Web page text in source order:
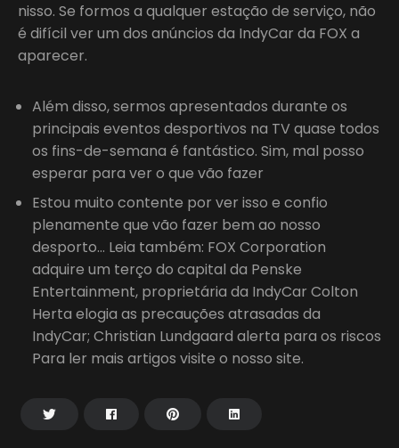
nisso. Se formos a qualquer estação de serviço, não
é difícil ver um dos anúncios da IndyCar da FOX a
aparecer.
Além disso, sermos apresentados durante os
principais eventos desportivos na TV quase todos
os fins-de-semana é fantástico. Sim, mal posso
esperar para ver o que vão fazer
Estou muito contente por ver isso e confio
plenamente que vão fazer bem ao nosso
desporto… Leia também: FOX Corporation
adquire um terço do capital da Penske
Entertainment, proprietária da IndyCar Colton
Herta elogia as precauções atrasadas da
IndyCar; Christian Lundgaard alerta para os riscos
Para ler mais artigos visite o nosso site.